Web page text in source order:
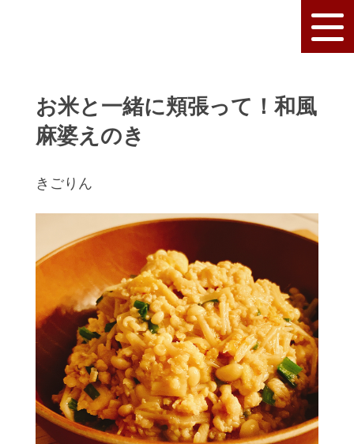
お米と一緒に頬張って！和風
麻婆えのき
きごりん